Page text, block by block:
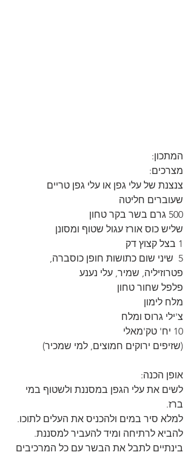
המתכון:
מצרכים:
צנצנת של עלי גפן או עלי גפן טריים
שעוברים חליטה
500 גרם בשר בקר טחון
שליש כוס אורז עגול שטוף ומסונן
1 בצל קצוץ דק
5  שיני שום כתושות חופן כוסברה,
פטרוזיליה, שמיר, עלי נענע
פלפל שחור טחון
מלח לימון
צ'ילי גרוס ומלח
10 יח' טק'מאלי
(שזיפים ירוקים חמוצים, למי שמכיר)
אופן הכנה:
לשים את עלי הגפן במסננת ולשטוף במי
ברז.
למלא סיר במים ולהכניס את העלים לתוכו.
להביא לרתיחה ומיד להעביר למסננת.
בינתיים לתבל את הבשר עם כל המרכיבים